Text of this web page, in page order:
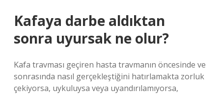
Kafaya darbe aldıktan
sonra uyursak ne olur?
Kafa travması geçiren hasta travmanın öncesinde ve
sonrasında nasıl gerçekleştiğini hatırlamakta zorluk
çekiyorsa, uykuluysa veya uyandırılamıyorsa,